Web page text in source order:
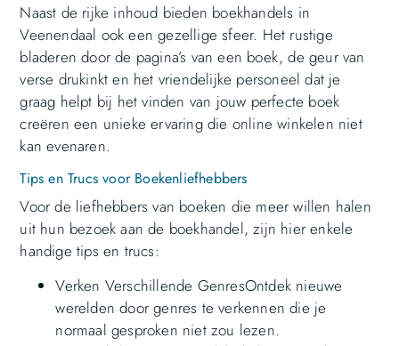
Naast de rijke inhoud bieden boekhandels in
Veenendaal ook een gezellige sfeer. Het rustige
bladeren door de pagina’s van een boek, de geur van
verse drukinkt en het vriendelijke personeel dat je
graag helpt bij het vinden van jouw perfecte boek
creëren een unieke ervaring die online winkelen niet
kan evenaren.
Tips en Trucs voor Boekenliefhebbers
Voor de liefhebbers van boeken die meer willen halen
uit hun bezoek aan de boekhandel, zijn hier enkele
handige tips en trucs:
Verken Verschillende GenresOntdek nieuwe
werelden door genres te verkennen die je
normaal gesproken niet zou lezen.